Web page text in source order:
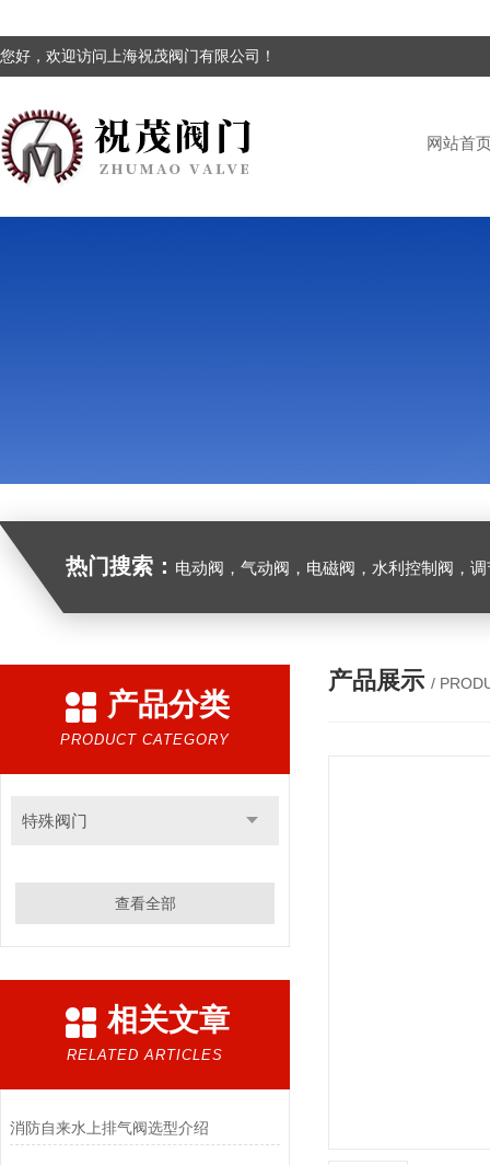
您好，欢迎访问上海祝茂阀门有限公司！
网站首
热门搜索： 电动阀，气动阀，电磁阀，水利控制阀，调节
产品分类
PRODUCT CATEGORY
特殊阀门
查看全部
相关文章
RELATED ARTICLES
消防自来水上排气阀选型介绍
产品展示 /